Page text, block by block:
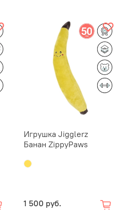
Игрушка Jigglerz
Банан ZippyPaws
1 500 руб.